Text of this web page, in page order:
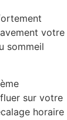
votre
sommeil
sur votre
horaire